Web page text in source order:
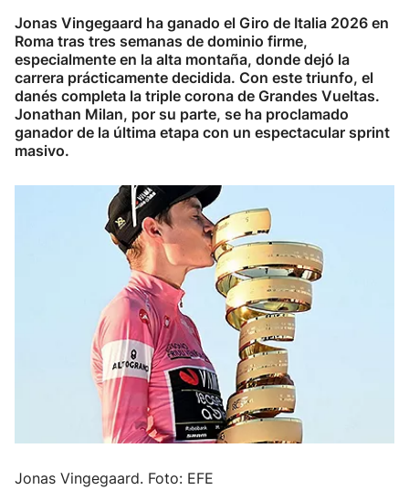
Ciclismo
Herri-kirolak
Balonmano
Carreras de montaña
Más deportes
Jonas Vingegaard ha ganado el Giro de Italia 2026 en
Roma tras tres semanas de dominio firme,
especialmente en la alta montaña, donde dejó la
carrera prácticamente decidida. Con este triunfo, el
danés completa la triple corona de Grandes Vueltas.
Jonathan Milan, por su parte, se ha proclamado
ganador de la última etapa con un espectacular sprint
masivo.
Jonas Vingegaard. Foto: EFE